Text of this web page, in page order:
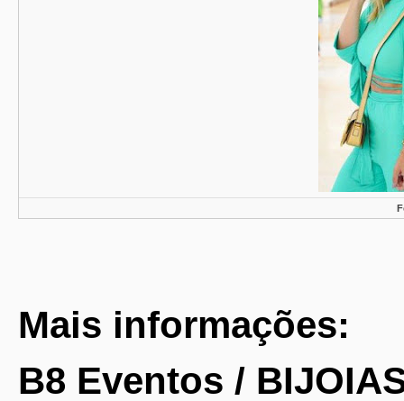
Mais informações:
B8 Eventos /